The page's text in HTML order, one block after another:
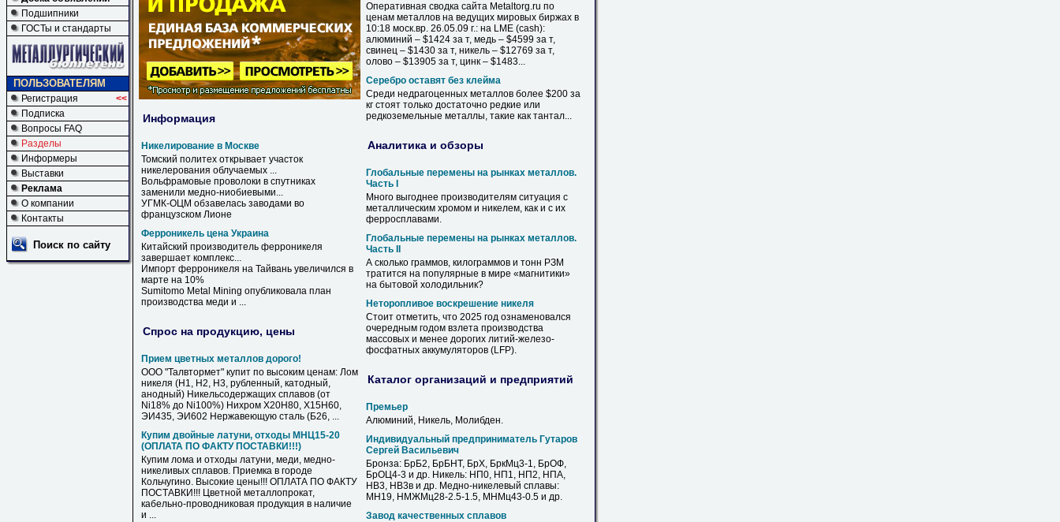
Подшипники
ГОСТы и стандарты
ПОЛЬЗОВАТЕЛЯМ
Регистрация
<<
Подписка
Вопросы FAQ
Разделы
Информеры
Выставки
Реклама
О компании
Контакты
Поиск по сайту
Информация
Никелирование в Москве
Томский политех открывает участок
никелерования облучаемых ...
Вольфрамовые проволоки в спутниках
заменили медно-ниобиевыми...
УГМК-ОЦМ обзавелась заводами во
французском Лионе
Ферроникель цена Украина
Китайский производитель ферроникеля
завершает комплекс...
Импорт ферроникеля на Тайвань увеличился в
марте на 10%
Sumitomo Metal Mining опубликовала план
производства меди и ...
Спрос на продукцию, цены
Прием цветных металлов дорого!
ООО "Талвтормет" купит по высоким ценам: Лом
никеля (Н1, Н2, Н3, рубленный, катодный,
анодный) Никельсодержащих сплавов (от
Ni18% до Ni100%) Нихром Х20Н80, Х15Н60,
ЭИ435, ЭИ602 Нержавеющую сталь (Б26, ...
Купим двойные латуни, отходы МНЦ15-20
(ОПЛАТА ПО ФАКТУ ПОСТАВКИ!!!)
Купим лома и отходы латуни, меди, медно-
никеливых сплавов. Приемка в городе
Кольчугино. Высокие цены!!! ОПЛАТА ПО ФАКТУ
ПОСТАВКИ!!! Цветной металлопрокат,
кабельно-проводниковая продукция в наличие
и ...
Оперативная сводка сайта Metaltorg.ru по
ценам металлов на ведущих мировых биржах в
10:18 моск.вр. 26.05.09 г.: на LME (cash):
алюминий – $1424 за т, медь – $4599 за т,
свинец – $1430 за т, никель – $12769 за т,
олово – $13905 за т, цинк – $1483...
Серебро оставят без клейма
Среди недрагоценных металлов более $200 за
кг стоят только достаточно редкие или
редкоземельные металлы, такие как тантал...
Аналитика и обзоры
Глобальные перемены на рынках металлов.
Часть I
Много выгоднее производителям ситуация с
металлическим хромом и никелем, как и с их
ферросплавами.
Глобальные перемены на рынках металлов.
Часть II
А сколько граммов, килограммов и тонн РЗМ
тратится на популярные в мире «магнитики»
на бытовой холодильник?
Неторопливое воскрешение никеля
Стоит отметить, что 2025 год ознаменовался
очередным годом взлета производства
массовых и менее дорогих литий-железо-
фосфатных аккумуляторов (LFP).
Каталог организаций и предприятий
Премьер
Алюминий, Никель, Молибден.
Индивидуальный предприниматель Гутаров
Сергей Васильевич
Бронза: БрБ2, БрБНТ, БрХ, БркМц3-1, БрОФ,
БрОЦ4-3 и др. Никель: НП0, НП1, НП2, НПА,
НВ3, НВ3в и др. Медно-никелевый сплавы:
МН19, НМЖМц28-2.5-1.5, МНМц43-0.5 и др.
Завод качественных сплавов